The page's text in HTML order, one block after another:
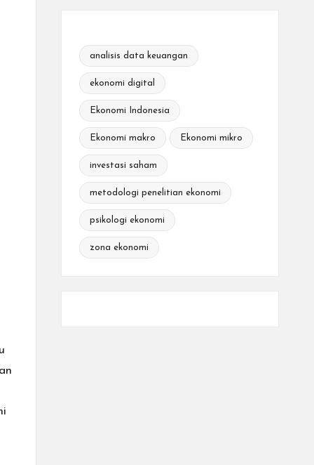
analisis data keuangan
ekonomi digital
Ekonomi Indonesia
Ekonomi makro Ekonomi mikro
investasi saham
metodologi penelitian ekonomi
psikologi ekonomi
zona ekonomi